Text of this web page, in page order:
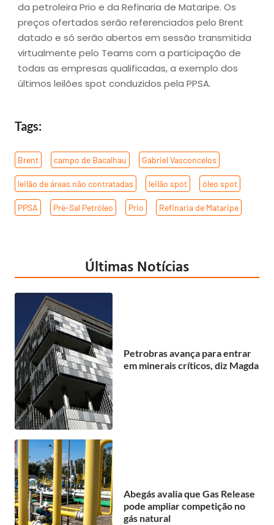
da petroleira Prio e da Refinaria de Mataripe. Os
preços ofertados serão referenciados pelo Brent
datado e só serão abertos em sessão transmitida
virtualmente pelo Teams com a participação de
todas as empresas qualificadas, a exemplo dos
últimos leilões spot conduzidos pela PPSA.
Tags:
Brent campo de Bacalhau Gabriel Vasconcelos
leilão de áreas não contratadas leilão spot óleo spot
PPSA Pré-Sal Petróleo Prio Refinaria de Mataripe
Últimas Notícias
Petrobras avança para entrar
em minerais críticos, diz Magda
Abegás avalia que Gas Release
pode ampliar competição no
gás natural